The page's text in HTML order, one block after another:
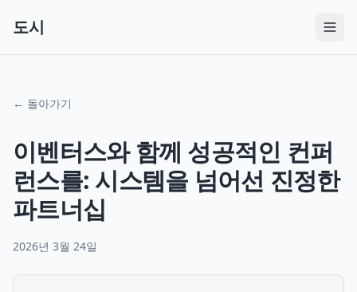
도시
← 돌아가기
이벤터스와 함께 성공적인 컨퍼
런스를: 시스템을 넘어선 진정한
파트너십
2026년 3월 24일